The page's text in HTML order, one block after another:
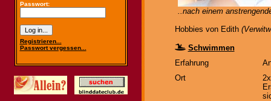
Passwort:
Registrieren...
Passwort vergessen...
..nach einem
Hobbies von Edith
Schwimmen
Erfahrung
Ort